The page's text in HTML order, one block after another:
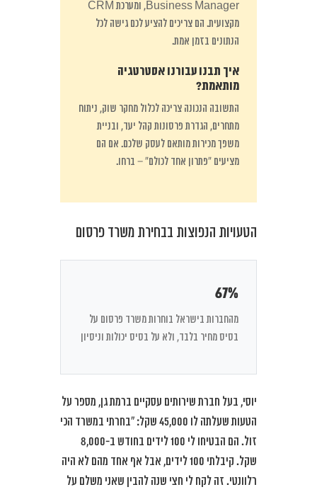
Business Manager, ומערכת CRM
מקצועית. הם צריכים להציע לכם גישה לכל
הנתונים בזמן אמת.
איך תבנו עבורנו אסטרטגיה
מותאמת?
התשובה הנכונה צריכה לכלול מחקר שוק, ניתוח
מתחרים, הגדרת פרסונות קהל יעד, ובניית
משפך מכירות מותאם לעסק שלכם. אם הם
מציעים “פתרון אחד לכולם” – ברחו.
הטעויות הנפוצות בבחירת משרד פרסום
67%
מהחברות בישראל בוחרות משרד פרסום על
בסיס מחיר בלבד, ולא על בסיס יכולות וניסיון
יוסי, בעל חברת שירותים עסקיים ברמת גן, מספר על
הטעות שעלתה לו 45,000 שקל: “בחרתי במשרד הכי
זול. הם הבטיחו לי 100 לידים בחודש ב-8,000
שקל. קיבלתי 100 לידים, אבל אף אחד מהם לא היה
רלוונטי. זה לקח לי חצי שנה להבין שאני משלם על